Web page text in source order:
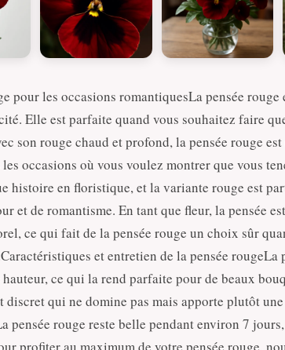
pour les occasions romantiquesLa pensée
Elle est parfaite quand vous souhaitez faire
son rouge chaud et profond, la pensée rouge
occasions où vous voulez montrer que vous
histoire en floristique, et la variante rouge est
et de romantisme. En tant que fleur, la pensée
ce qui fait de la pensée rouge un choix sûr
et entretien de la pensée
ce qui la rend parfaite pour de beaux
discret qui ne domine pas mais apporte plutôt
pensée rouge reste belle pendant environ 7